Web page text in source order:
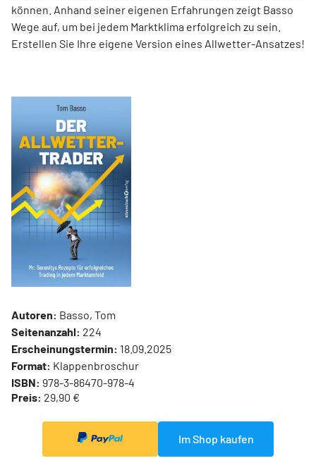
können. Anhand seiner eigenen Erfahrungen zeigt Basso
Wege auf, um bei jedem Marktklima erfolgreich zu sein.
Erstellen Sie Ihre eigene Version eines Allwetter-Ansatzes!
Autoren: Basso, Tom
Seitenanzahl: 224
Erscheinungstermin: 18.09.2025
Format: Klappenbroschur
ISBN: 978-3-86470-978-4
Preis: 29,90 €
Im Shop kaufen